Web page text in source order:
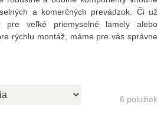
a komerčných prevádzok. Či už
pre veľké priemyselné lamely alebo
rýchlu montáž, máme pre vás správne
6 položiek